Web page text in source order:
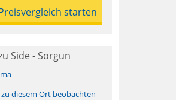
Side - Sorgun
diesem Ort beobachten